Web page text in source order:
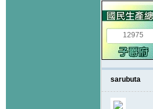
12975
sarubuta